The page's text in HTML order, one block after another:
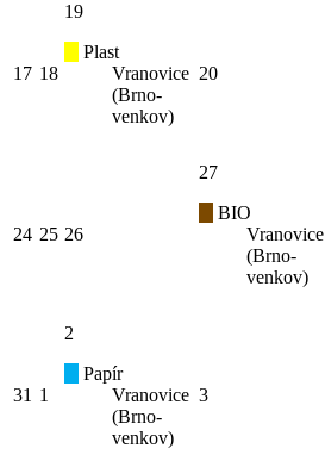
17 18
19
Plast
Vranovice
(Brno-
venkov)
20
24 25 26
27
BIO
Vranovice
(Brno-
venkov)
31 1
2
Papír
Vranovice
(Brno-
venkov)
3